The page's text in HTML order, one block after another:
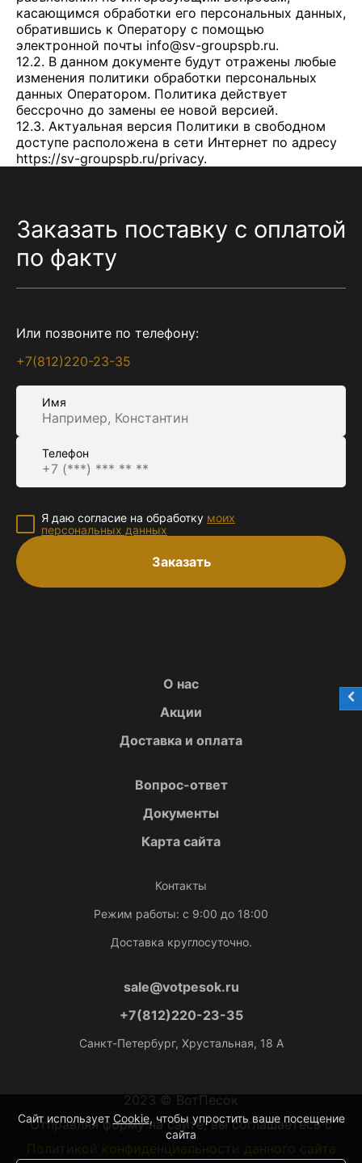
касающимся обработки его персональных данных,
обратившись к Оператору с помощью
электронной почты info@sv-groupspb.ru.
12.2. В данном документе будут отражены любые
изменения политики обработки персональных
данных Оператором. Политика действует
бессрочно до замены ее новой версией.
12.3. Актуальная версия Политики в свободном
доступе расположена в сети Интернет по адресу
https://sv-groupspb.ru/privacy.
Заказать поставку с оплатой
по факту
Или позвоните по телефону:
+7(812)220-23-35
Имя
Телефон
Я даю согласие на обработку моих
персональных данных
Заказать
О нас
Акции
Доставка и оплата
Вопрос-ответ
Документы
Карта сайта
Контакты
Режим работы: с 9:00 до 18:00
Доставка круглосуточно.
sale@votpesok.ru
+7(812)220-23-35
Санкт-Петербург, Хрустальная, 18 А
2023 © ВотПесок
Отправляя форму на сайте, вы соглашаетесь с
Политикой конфиденциальности данного сайта
Сайт использует Cookie, чтобы упростить ваше посещение
сайта